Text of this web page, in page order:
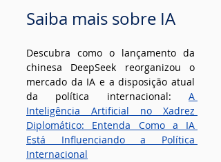
Saiba mais sobre IA
Descubra como o lançamento da
chinesa DeepSeek reorganizou o
mercado da IA e a disposição atual
da política internacional: A
Inteligência Artificial no Xadrez
Diplomático: Entenda Como a IA
Está Influenciando a Política
Internacional